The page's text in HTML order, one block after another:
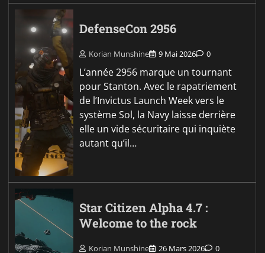
DefenseCon 2956
Korian Munshine 9 Mai 2026 0
L’année 2956 marque un tournant
pour Stanton. Avec le rapatriement
de l’Invictus Launch Week vers le
système Sol, la Navy laisse derrière
elle un vide sécuritaire qui inquiète
autant qu’il…
Star Citizen Alpha 4.7 :
Welcome to the rock
Korian Munshine 26 Mars 2026 0